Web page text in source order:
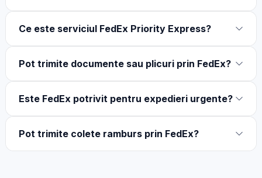
Ce este serviciul FedEx Priority Express?
Pot trimite documente sau plicuri prin FedEx?
Este FedEx potrivit pentru expedieri urgente?
Pot trimite colete ramburs prin FedEx?